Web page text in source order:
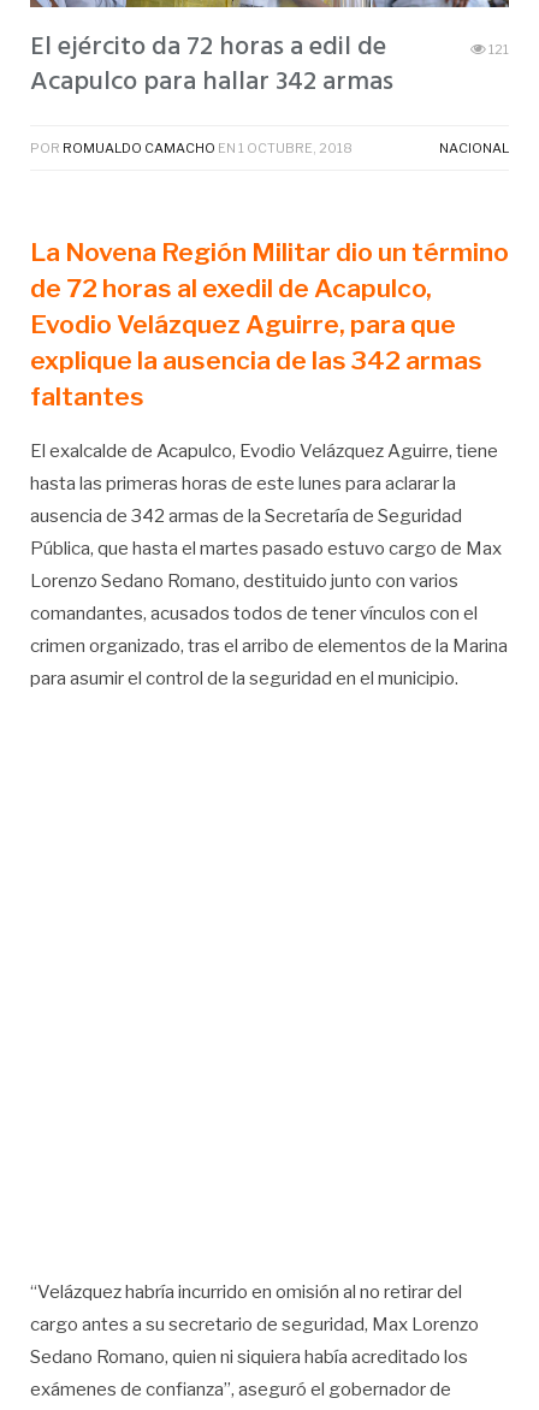
El ejército da 72 horas a edil de
Acapulco para hallar 342 armas
121
POR ROMUALDO CAMACHO EN 1 OCTUBRE, 2018 NACIONAL
La Novena Región Militar dio un término
de 72 horas al exedil de Acapulco,
Evodio Velázquez Aguirre, para que
explique la ausencia de las 342 armas
faltantes
El exalcalde de Acapulco, Evodio Velázquez Aguirre, tiene
hasta las primeras horas de este lunes para aclarar la
ausencia de 342 armas de la Secretaría de Seguridad
Pública, que hasta el martes pasado estuvo cargo de Max
Lorenzo Sedano Romano, destituido junto con varios
comandantes, acusados todos de tener vínculos con el
crimen organizado, tras el arribo de elementos de la Marina
para asumir el control de la seguridad en el municipio.
“Velázquez habría incurrido en omisión al no retirar del
cargo antes a su secretario de seguridad, Max Lorenzo
Sedano Romano, quien ni siquiera había acreditado los
exámenes de confianza”, aseguró el gobernador de